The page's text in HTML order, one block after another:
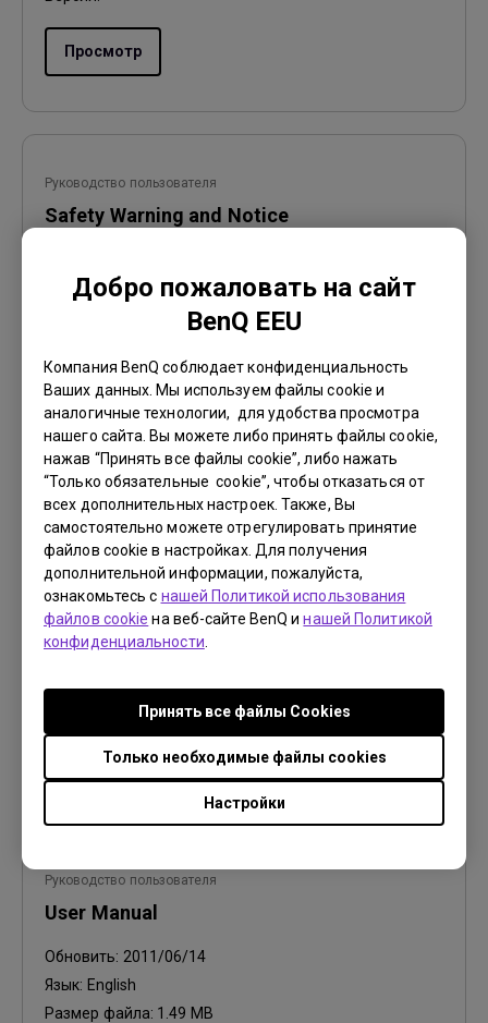
Добро пожаловать на сайт
BenQ EEU
Компания BenQ соблюдает конфиденциальность
Ваших данных. Мы используем файлы cookie и
аналогичные технологии, для удобства просмотра
нашего сайта. Вы можете либо принять файлы cookie,
нажав “Принять все файлы cookie”, либо нажать
“Только обязательные cookie”, чтобы отказаться от
всех дополнительных настроек. Также, Вы
самостоятельно можете отрегулировать принятие
файлов cookie в настройках. Для получения
дополнительной информации, пожалуйста,
ознакомьтесь с нашей Политикой использования
файлов cookie на веб-сайте BenQ инашей Политикой
конфиденциальности
Настройки
Только необходимые файлы cookies
Принять все файлы Сookies
Просмотр
Руководство пользователя
Safety Warning and Notice
Язык:
Russian
237.7 KB
Просмотр
Руководство пользователя
Safety Warning and Notice
2021/01/06
Язык:English
Версия:
Просмотр
Руководство пользователя
User Manual
Обновить: 2011/06/14
Язык: English
Размер файла: 1.49 MB